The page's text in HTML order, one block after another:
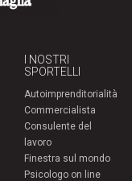
I NOSTRI
SPORTELLI
Autoimprenditorialità
Commercialista
Consulente del
lavoro
Finestra sul mondo
Psicologo on line